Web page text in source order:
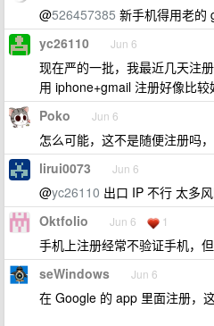
@526457385 新手机得用老的
yc26110 Jun 6
现在严的一批，我最近几天注
用 iphone+gmail 注册好像比较
Poko Jun 6
怎么可能，这不是随便注册吗
lirui0073 Jun 6
@yc26110 出口 IP 不行 太多
Oktfolio Jun 6 1
手机上注册经常不验证手机，
seWindows Jun 6
在 Google 的 app 里面注册，